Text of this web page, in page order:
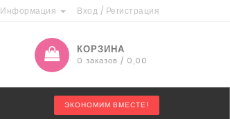
Информация Вход / Регистрация
КОРЗИНА
0 заказов / 0,00
ЭКОНОМИМ ВМЕСТЕ!